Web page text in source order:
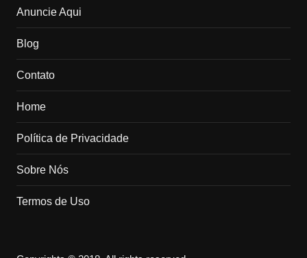
Anuncie Aqui
Blog
Contato
Home
Política de Privacidade
Sobre Nós
Termos de Uso